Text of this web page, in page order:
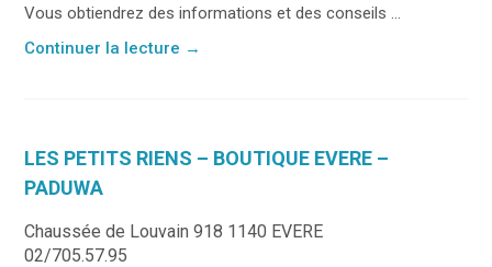
Vous obtiendrez des informations et des conseils ...
Continuer la lecture →
LES PETITS RIENS – BOUTIQUE EVERE –
PADUWA
Chaussée de Louvain 918 1140 EVERE
02/705.57.95